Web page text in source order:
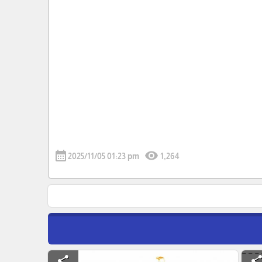
calendar_month2025/11/05 01:23 pm visibility 1,264